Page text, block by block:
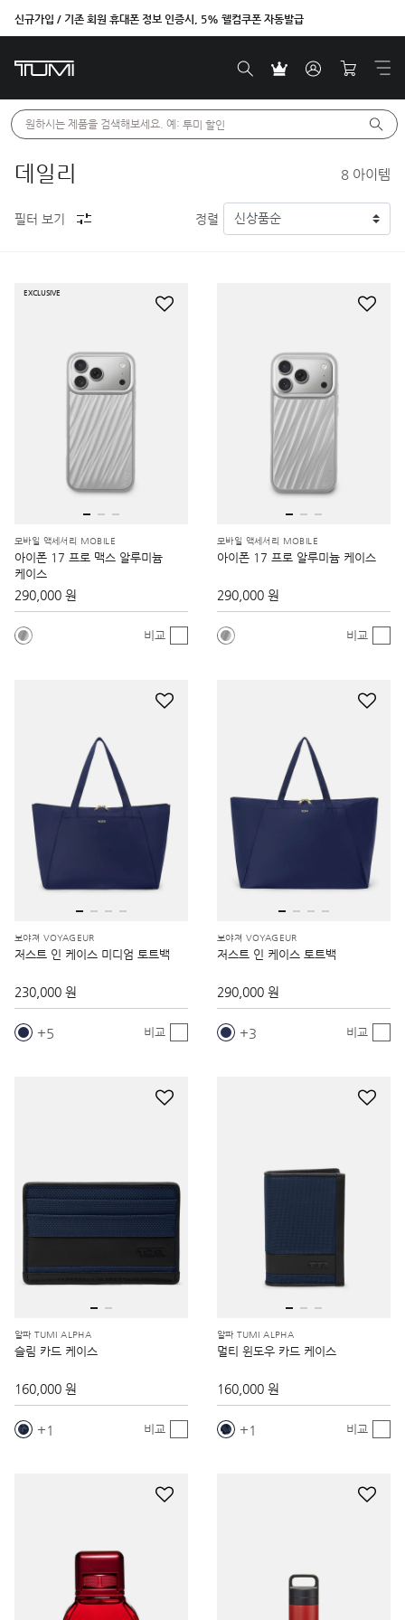
신규가입 / 기존 회원 휴대폰 정보 인증시, 5% 웰컴쿠폰 자동발급
원하시는 제품을 검색해보세요. 예: 투미 할인
데일리 8 아이템
필터 보기 정렬
EXCLUSIVE
모바일 액세서리 MOBILE
아이폰 17 프로 맥스 알루미늄
케이스
290,000 원
비교
모바일 액세서리 MOBILE
아이폰 17 프로 알루미늄 케이스
290,000 원
비교
보야져 VOYAGEUR
저스트 인 케이스 미디엄 토트백
230,000 원
5 비교
보야져 VOYAGEUR
저스트 인 케이스 토트백
290,000 원
3 비교
알파 TUMI ALPHA
슬림 카드 케이스
160,000 원
1 비교
알파 TUMI ALPHA
멀티 윈도우 카드 케이스
160,000 원
1 비교